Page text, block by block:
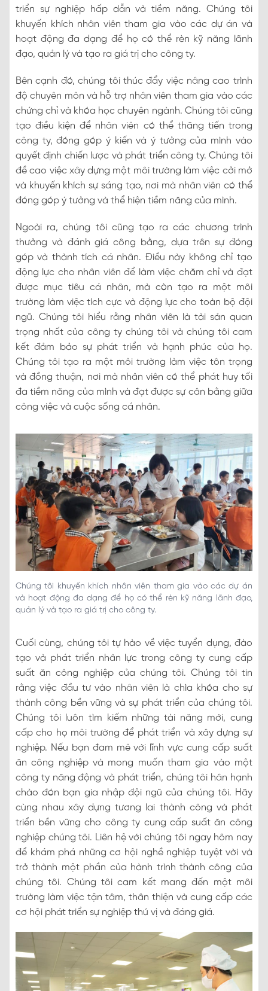
triển sự nghiệp hấp dẫn và tiềm năng. Chúng tôi
khuyến khích nhân viên tham gia vào các dự án và
hoạt động đa dạng để họ có thể rèn kỹ năng lãnh
đạo, quản lý và tạo ra giá trị cho công ty.
Bên cạnh đó, chúng tôi thúc đẩy việc nâng cao trình
độ chuyên môn và hỗ trợ nhân viên tham gia vào các
chứng chỉ và khóa học chuyên ngành. Chúng tôi cũng
tạo điều kiện để nhân viên có thể thăng tiến trong
công ty, đóng góp ý kiến ​​và ý tưởng của mình vào
quyết định chiến lược và phát triển công ty. Chúng tôi
đề cao việc xây dựng một môi trường làm việc cởi mở
và khuyến khích sự sáng tạo, nơi mà nhân viên có thể
đóng góp ý tưởng và thể hiện tiềm năng của mình.
Ngoài ra, chúng tôi cũng tạo ra các chương trình
thưởng và đánh giá công bằng, dựa trên sự đóng
góp và thành tích cá nhân. Điều này không chỉ tạo
động lực cho nhân viên để làm việc chăm chỉ và đạt
được mục tiêu cá nhân, mà còn tạo ra một môi
trường làm việc tích cực và động lực cho toàn bộ đội
ngũ. Chúng tôi hiểu rằng nhân viên là tài sản quan
trọng nhất của công ty chúng tôi và chúng tôi cam
kết đảm bảo sự phát triển và hạnh phúc của họ.
Chúng tôi tạo ra một môi trường làm việc tôn trọng
và đồng thuận, nơi mà nhân viên có thể phát huy tối
đa tiềm năng của mình và đạt được sự cân bằng giữa
công việc và cuộc sống cá nhân.
Chúng tôi khuyến khích nhân viên tham gia vào các dự án
và hoạt động đa dạng để họ có thể rèn kỹ năng lãnh đạo,
quản lý và tạo ra giá trị cho công ty.
Cuối cùng, chúng tôi tự hào về việc tuyển dụng, đào
tạo và phát triển nhân lực trong công ty cung cấp
suất ăn công nghiệp của chúng tôi. Chúng tôi tin
rằng việc đầu tư vào nhân viên là chìa khóa cho sự
thành công bền vững và sự phát triển của chúng tôi.
Chúng tôi luôn tìm kiếm những tài năng mới, cung
cấp cho họ môi trường để phát triển và xây dựng sự
nghiệp. Nếu bạn đam mê với lĩnh vực cung cấp suất
ăn công nghiệp và mong muốn tham gia vào một
công ty năng động và phát triển, chúng tôi hân hạnh
chào đón bạn gia nhập đội ngũ của chúng tôi. Hãy
cùng nhau xây dựng tương lai thành công và phát
triển bền vững cho công ty cung cấp suất ăn công
nghiệp chúng tôi. Liên hệ với chúng tôi ngay hôm nay
để khám phá những cơ hội nghề nghiệp tuyệt vời và
trở thành một phần của hành trình thành công của
chúng tôi. Chúng tôi cam kết mang đến một môi
trường làm việc tận tâm, thân thiện và cung cấp các
cơ hội phát triển sự nghiệp thú vị và đáng giá.